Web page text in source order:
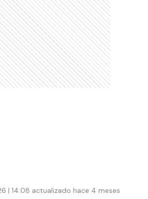
| 14:08 actualizado hace 4 meses